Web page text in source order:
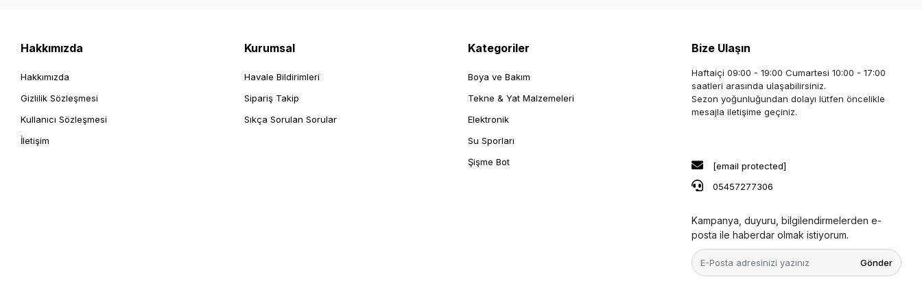
Hakkımızda
Hakkımızda
Gizlilik Sözleşmesi
Kullanıcı Sözleşmesi
İletişim
Kurumsal
Havale Bildirimleri
Sipariş Takip
Sıkça Sorulan Sorular
Kategoriler
Boya ve Bakım
Tekne & Yat Malzemeleri
Elektronik
Su Sporları
Şişme Bot
Bize Ulaşın
Haftaiçi 09:00 - 19:00 Cumartesi 10:00 - 17:00
saatleri arasında ulaşabilirsiniz.
Sezon yoğunluğundan dolayı lütfen öncelikle
mesajla iletişime geçiniz.
[email protected]
05457277306
Kampanya, duyuru, bilgilendirmelerden e-
posta ile haberdar olmak istiyorum.
Gönder